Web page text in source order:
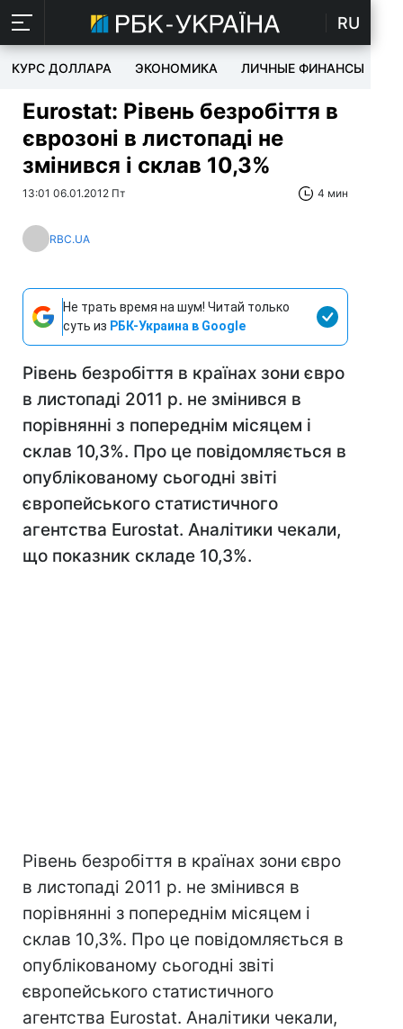
RU
КУРС ДОЛЛАРА ЭКОНОМИКА ЛИЧНЫЕ ФИНАНСЫ
Eurostat: Рівень безробіття в
єврозоні в листопаді не
змінився і склав 10,3%
13:01 06.01.2012 Пт 4 мин
RBC.UA
Не трать время на шум! Читай только
суть из РБК-Украина в Google
Рівень безробіття в країнах зони євро
в листопаді 2011 р. не змінився в
порівнянні з попереднім місяцем і
склав 10,3%. Про це повідомляється в
опублікованому сьогодні звіті
європейського статистичного
агентства Eurostat. Аналітики чекали,
що показник складе 10,3%.
Рівень безробіття в країнах зони євро
в листопаді 2011 р. не змінився в
порівнянні з попереднім місяцем і
склав 10,3%. Про це повідомляється в
опублікованому сьогодні звіті
європейського статистичного
агентства Eurostat. Аналітики чекали,